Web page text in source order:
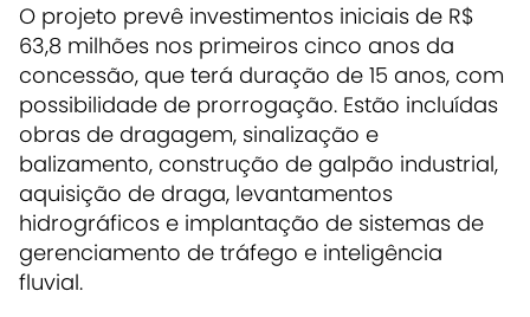
O projeto prevê investimentos iniciais de R$
63,8 milhões nos primeiros cinco anos da
concessão, que terá duração de 15 anos, com
possibilidade de prorrogação. Estão incluídas
obras de dragagem, sinalização e
balizamento, construção de galpão industrial,
aquisição de draga, levantamentos
hidrográficos e implantação de sistemas de
gerenciamento de tráfego e inteligência
fluvial.